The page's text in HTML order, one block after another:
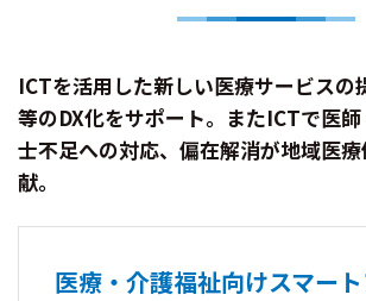
ICTを活用した新しい医療サービスの
等のDX化をサポート。またICTで医
士不足への対応、偏在解消が地域医
献。
医療・介護福祉向けスマー